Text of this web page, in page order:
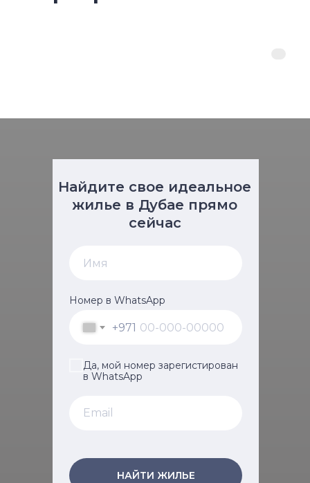
Найдите свое идеальное
жилье в Дубае прямо
сейчас
Номер в WhatsApp
+971
Да, мой номер зарегистирован
в WhatsApp
НАЙТИ ЖИЛЬЕ